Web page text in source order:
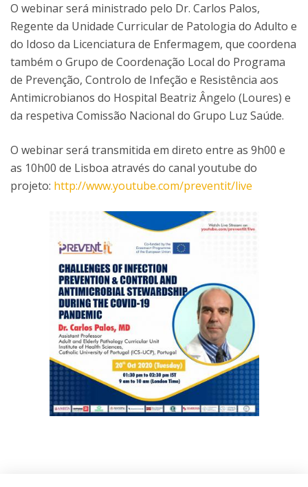
O webinar será ministrado pelo Dr. Carlos Palos,
Regente da Unidade Curricular de Patologia do Adulto e
do Idoso da Licenciatura de Enfermagem, que coordena
também o Grupo de Coordenação Local do Programa
de Prevenção, Controlo de Infeção e Resistência aos
Antimicrobianos do Hospital Beatriz Ângelo (Loures) e
da respetiva Comissão Nacional do Grupo Luz Saúde.
O webinar será transmitida em direto entre as 9h00 e
as 10h00 de Lisboa através do canal youtube do
projeto: http://www.youtube.com/preventit/live